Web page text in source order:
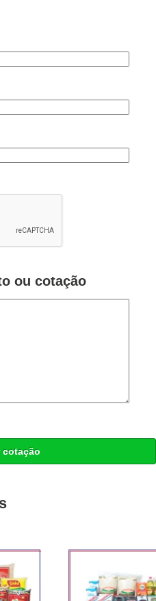
ou cotação
cotação